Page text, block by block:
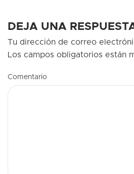
DEJA UNA
Tu dirección de correo
Los campos obligatorios están
Comentario